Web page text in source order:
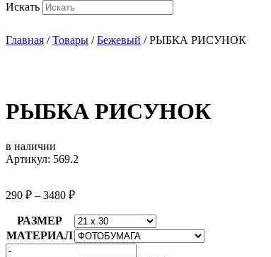
Искать
Главная /Товары /Бежевый /РЫБКА РИСУНОК
РЫБКА РИСУНОК
в наличии
Артикул: 569.2
290 ₽ – 3480 ₽
РАЗМЕР
МАТЕРИАЛ